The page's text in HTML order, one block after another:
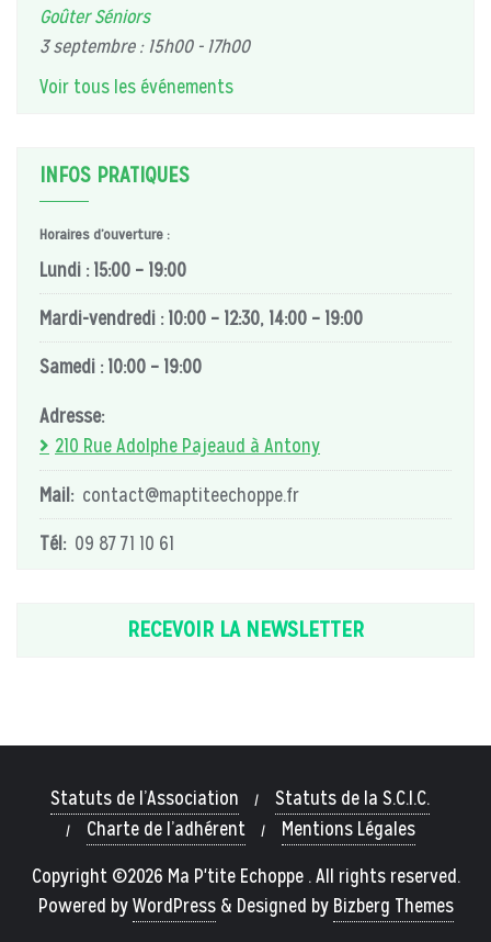
Goûter Séniors
3 septembre : 15h00-17h00
Voir tous les événements
INFOS PRATIQUES
Horaires d’ouverture :
Lundi : 15:00 – 19:00
Mardi-vendredi : 10:00 – 12:30, 14:00 – 19:00
Samedi : 10:00 – 19:00
Adresse:
210 Rue Adolphe Pajeaud à Antony
Mail: contact@maptiteechoppe.fr
Tél: 09 87 71 10 61
RECEVOIR LA NEWSLETTER
Statuts de l’Association
Statuts de la S.C.I.C.
Charte de l’adhérent
Mentions Légales
Copyright ©2026 Ma P'tite Echoppe . All rights reserved.
Powered byWordPress & Designed by Bizberg Themes